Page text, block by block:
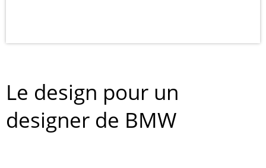
Le design pour un
designer de BMW